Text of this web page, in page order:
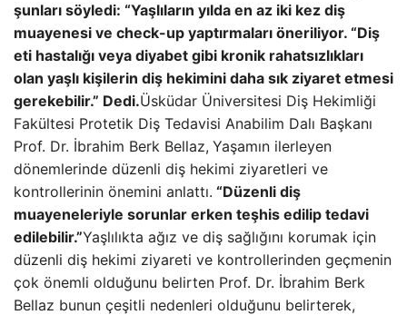
şunları söyledi: “Yaşlıların yılda en az iki kez diş
muayenesi ve check-up yaptırmaları öneriliyor. “Diş
eti hastalığı veya diyabet gibi kronik rahatsızlıkları
olan yaşlı kişilerin diş hekimini daha sık ziyaret etmesi
gerekebilir.” Dedi.Üsküdar Üniversitesi Diş Hekimliği
Fakültesi Protetik Diş Tedavisi Anabilim Dalı Başkanı
Prof. Dr. İbrahim Berk Bellaz, Yaşamın ilerleyen
dönemlerinde düzenli diş hekimi ziyaretleri ve
kontrollerinin önemini anlattı. “Düzenli diş
muayeneleriyle sorunlar erken teşhis edilip tedavi
edilebilir.”Yaşlılıkta ağız ve diş sağlığını korumak için
düzenli diş hekimi ziyareti ve kontrollerinden geçmenin
çok önemli olduğunu belirten Prof. Dr. İbrahim Berk
Bellaz bunun çeşitli nedenleri olduğunu belirterek,